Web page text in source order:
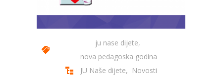
---- Zeko
---- Zvončica
-- Stručni tim
ju nase dijete,
nova pedagoska godina
JU Naše dijete, Novosti